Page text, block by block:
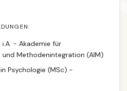
- Akademie für
und Methodenintegration (AIM)
Psychologie (MSc) -